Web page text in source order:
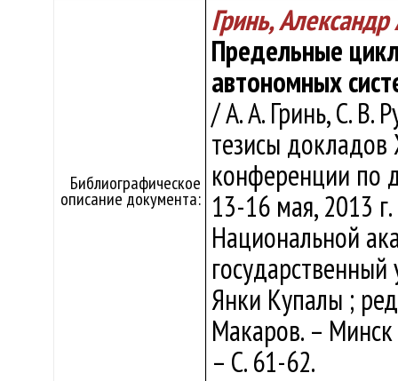
Библиографическое
описание документа:
Гринь,
Предельные
автономных
/ А. А. Гринь, С. В.
тезисы
конференции по
13-16 мая, 2013
Национальной
государственный
Янки Купалы ;
Макаров. –
– С. 61-62.